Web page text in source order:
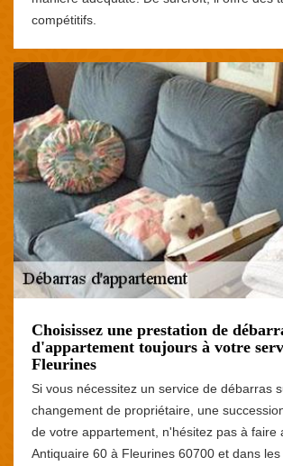
compétitifs.
Choisissez une prestation de
d'appartement toujours à votre
Fleurines
Si vous nécessitez un service de débarras
changement de propriétaire, une
de votre appartement, n'hésitez pas à faire
Antiquaire 60 à Fleurines 60700 et dans